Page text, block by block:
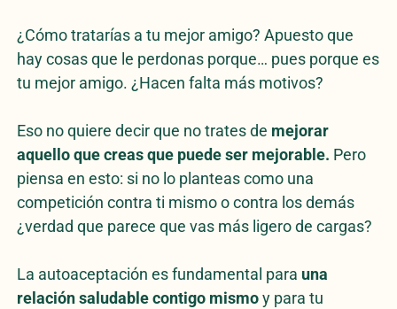
¿Cómo tratarías a tu mejor amigo? Apuesto que
hay cosas que le perdonas porque… pues porque es
tu mejor amigo. ¿Hacen falta más motivos?
Eso no quiere decir que no trates de mejorar
aquello que creas que puede ser mejorable. Pero
piensa en esto: si no lo planteas como una
competición contra ti mismo o contra los demás
¿verdad que parece que vas más ligero de cargas?
La autoaceptación es fundamental para una
relación saludable contigo mismoy para tu